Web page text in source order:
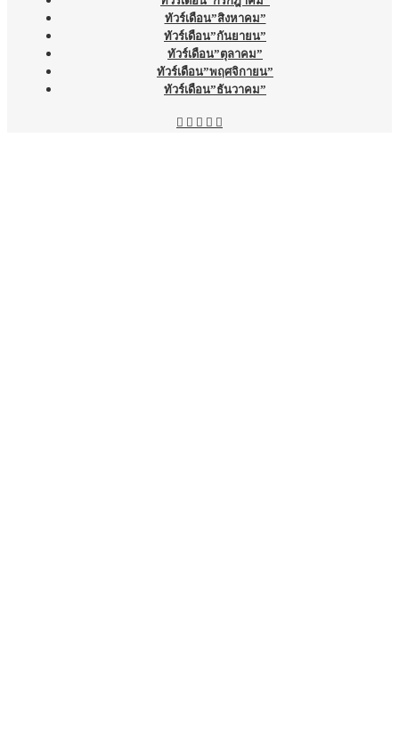
ทัวร์เดือน”สิงหาคม”
ทัวร์เดือน”กันยายน”
ทัวร์เดือน”ตุลาคม”
ทัวร์เดือน”พฤศจิกายน”
ทัวร์เดือน”ธันวาคม”